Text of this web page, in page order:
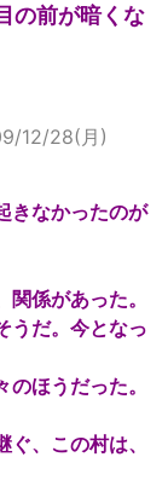
の前が暗くな
12/28(月)
きなかったのが
係があった。
うだ。今となっ
ほうだった。
、この村は、